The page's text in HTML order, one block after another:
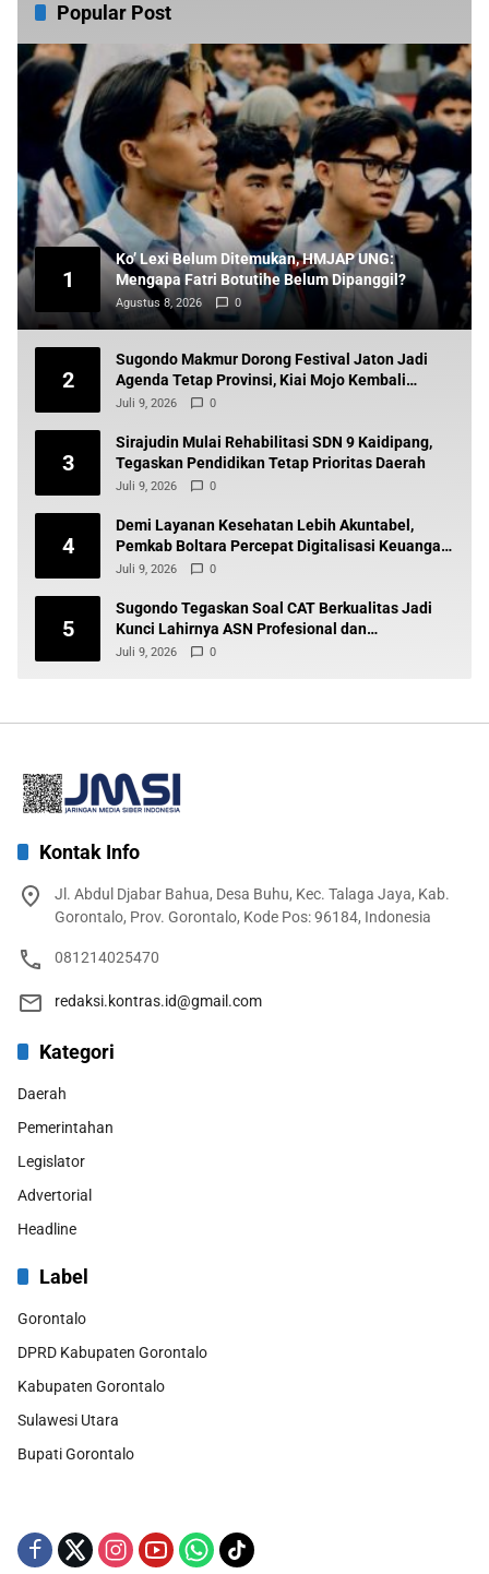
Popular Post
1
Ko’ Lexi Belum Ditemukan, HMJAP UNG:
Mengapa Fatri Botutihe Belum Dipanggil?
Agustus 8, 2026 0
2
Sugondo Makmur Dorong Festival Jaton Jadi
Agenda Tetap Provinsi, Kiai Mojo Kembali
Disuarakan
Juli 9, 2026 0
3
Sirajudin Mulai Rehabilitasi SDN 9 Kaidipang,
Tegaskan Pendidikan Tetap Prioritas Daerah
Juli 9, 2026 0
4
Demi Layanan Kesehatan Lebih Akuntabel,
Pemkab Boltara Percepat Digitalisasi Keuangan
BLUD
Juli 9, 2026 0
5
Sugondo Tegaskan Soal CAT Berkualitas Jadi
Kunci Lahirnya ASN Profesional dan
Berintegritas
Juli 9, 2026 0
Kontak Info
Jl. Abdul Djabar Bahua, Desa Buhu, Kec. Talaga Jaya, Kab.
Gorontalo, Prov. Gorontalo, Kode Pos: 96184, Indonesia
081214025470
redaksi.kontras.id@gmail.com
Kategori
Daerah
Pemerintahan
Legislator
Advertorial
Headline
Label
Gorontalo
DPRD Kabupaten Gorontalo
Kabupaten Gorontalo
Sulawesi Utara
Bupati Gorontalo